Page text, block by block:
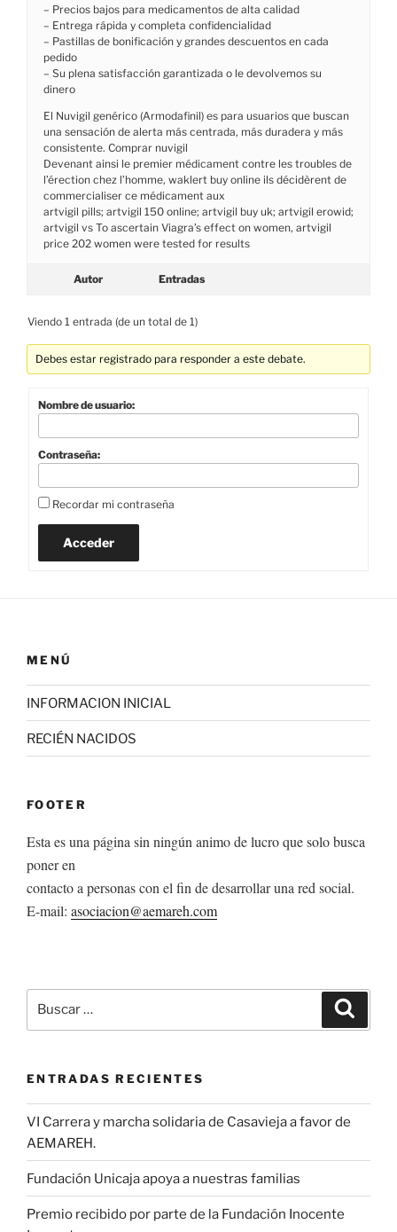
– Precios bajos para medicamentos de alta calidad
– Entrega rápida y completa confidencialidad
– Pastillas de bonificación y grandes descuentos en cada
pedido
– Su plena satisfacción garantizada o le devolvemos su
dinero
El Nuvigil genérico (Armodafinil) es para usuarios que buscan
una sensación de alerta más centrada, más duradera y más
consistente. Comprar nuvigil
Devenant ainsi le premier médicament contre les troubles de
l’érection chez l’homme, waklert buy online ils décidèrent de
commercialiser ce médicament aux
artvigil pills; artvigil 150 online; artvigil buy uk; artvigil erowid;
artvigil vs To ascertain Viagra’s effect on women, artvigil
price 202 women were tested for results
Autor Entradas
Viendo 1 entrada (de un total de 1)
Debes estar registrado para responder a este debate.
Nombre de usuario:
Contraseña:
Recordar mi contraseña
Acceder
MENÚ
INFORMACION INICIAL
RECIÉN NACIDOS
FOOTER
Esta es una página sin ningún animo de lucro que solo busca
poner en
contacto a personas con el fin de desarrollar una red social.
E-mail: asociacion@aemareh.com
por:
ENTRADAS RECIENTES
VI Carrera y marcha solidaria de Casavieja a favor de
AEMAREH.
Fundación Unicaja apoya a nuestras familias
Premio recibido por parte de la Fundación Inocente